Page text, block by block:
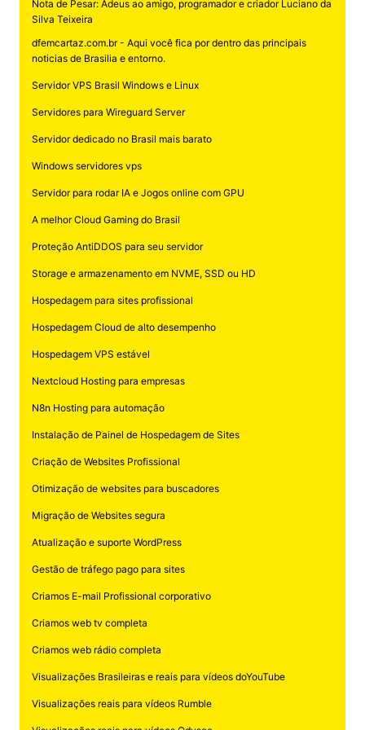
Nota de Pesar: Adeus ao amigo, programador e criador Luciano da
Silva Teixeira
dfemcartaz.com.br - Aqui você fica por dentro das principais
noticias de Brasilia e entorno.
Servidor VPS Brasil Windows e Linux
Servidores para Wireguard Server
Servidor dedicado no Brasil mais barato
Windows servidores vps
Servidor para rodar IA e Jogos online com GPU
A melhor Cloud Gaming do Brasil
Proteção AntiDDOS para seu servidor
Storage e armazenamento em NVME, SSD ou HD
Hospedagem para sites profissional
Hospedagem Cloud de alto desempenho
Hospedagem VPS estável
Nextcloud Hosting para empresas
N8n Hosting para automação
Instalação de Painel de Hospedagem de Sites
Criação de Websites Profissional
Otimização de websites para buscadores
Migração de Websites segura
Atualização e suporte WordPress
Gestão de tráfego pago para sites
Criamos E-mail Profissional corporativo
Criamos web tv completa
Criamos web rádio completa
Visualizações Brasileiras e reais para vídeos doYouTube
Visualizações reais para vídeos Rumble